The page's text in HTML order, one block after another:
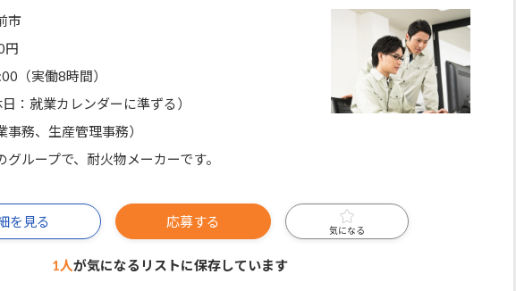
市
円
（実働8時間）
：就業カレンダーに準ずる）
事務、生産管理事務）
グループで、耐火物メーカーです。
を見る 応募する
気になる
1人が気になるリストに保存しています